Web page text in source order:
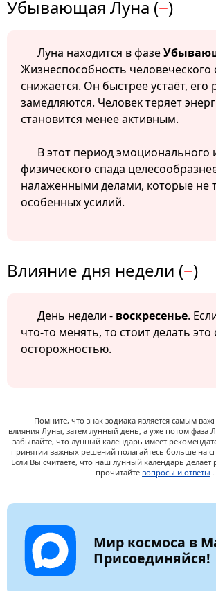
Убывающая Луна (−)
Луна находится в фазе
Жизнеспособность человеческого
снижается. Он быстрее устаёт, его
замедляются. Человек теряет
становится менее активным.
В этот период эмоционального
физического спада
налаженными делами, которые не
особенных усилий.
Влияние дня недели (−)
День недели - воскресенье.
что-то менять, то стоит делать
осторожностью.
Помните, что знак зодиака является самым
влияния Луны, затем лунный день, а уже потом фаза
забывайте, что лунный календарь имеет
принятии важных решений полагайтесь больше на
Если Вы считаете, что наш лунный календарь делает
прочитайте вопросы и ответы .
Мир космоса в
Присоединяйся!